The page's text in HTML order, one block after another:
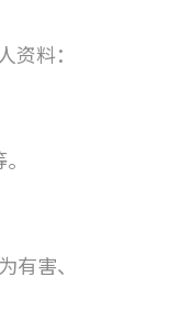
料：
害、